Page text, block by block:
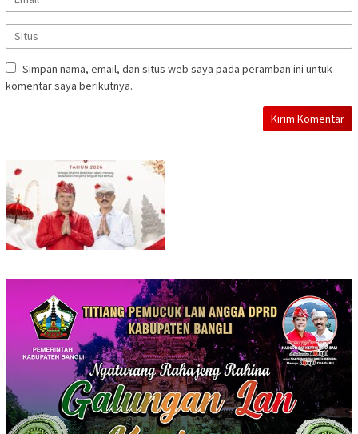
Simpan nama, email, dan situs web saya pada peramban ini untuk
komentar saya berikutnya.